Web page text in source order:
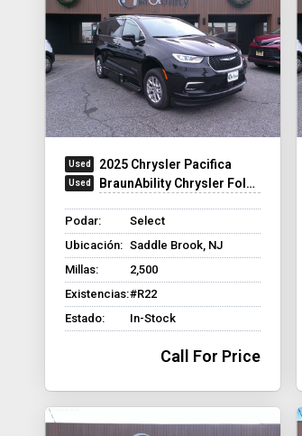
2025 Chrysler Pacifica
BraunAbility Chrysler Foldout XT
Podar:
Select
Ubicación: Saddle Brook, NJ
Millas:
2,500
Existencias:#R22
Estado:
In-Stock
Call For Price